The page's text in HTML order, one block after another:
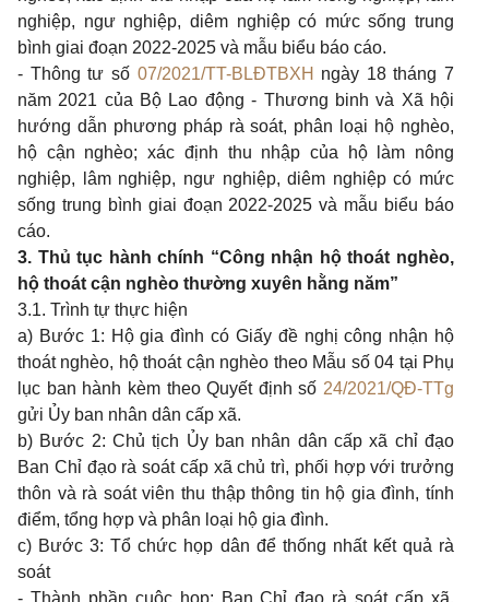
nghiệp, ngư nghiệp, diêm nghiệp có mức sống trung
bình giai đoạn 2022-2025 và mẫu biểu báo cáo.
- Thông tư số 07/2021/TT-BLĐTBXH ngày 18 tháng 7
năm 2021 của Bộ Lao động - Thương binh và Xã hội
hướng dẫn phương pháp rà soát, phân loại hộ nghèo,
hộ cận nghèo; xác định thu nhập của hộ làm nông
nghiệp, lâm nghiệp, ngư nghiệp, diêm nghiệp có mức
sống trung bình giai đoạn 2022-2025 và mẫu biểu báo
cáo.
3. Thủ tục hành chính “Công nhận hộ thoát nghèo,
hộ thoát cận nghèo thường xuyên hằng năm”
3.1. Trình tự thực hiện
a) Bước 1: Hộ gia đình có Giấy đề nghị công nhận hộ
thoát nghèo, hộ thoát cận nghèo theo Mẫu số 04 tại Phụ
lục ban hành kèm theo Quyết định số 24/2021/QĐ-TTg
gửi Ủy ban nhân dân cấp xã.
b) Bước 2: Chủ tịch Ủy ban nhân dân cấp xã chỉ đạo
Ban Chỉ đạo rà soát cấp xã chủ trì, phối hợp với trưởng
thôn và rà soát viên thu thập thông tin hộ gia đình, tính
điểm, tổng hợp và phân loại hộ gia đình.
c) Bước 3: Tổ chức họp dân để thống nhất kết quả rà
soát
- Thành phần cuộc họp: Ban Chỉ đạo rà soát cấp xã,